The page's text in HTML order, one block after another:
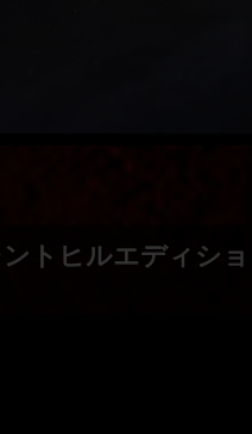
トヒルエディシ